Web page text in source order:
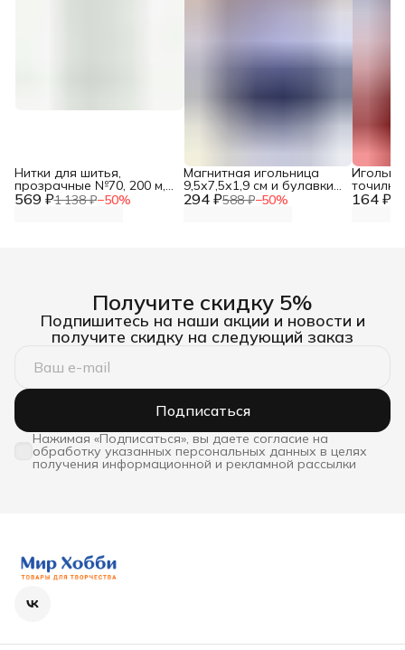
569 ₽1 138 ₽−50%
Нитки для шитья,
прозрачные №70, 200 м,
Prym, 977620 294 ₽588 ₽−50%
Магнитная игольница
9,5х7,5х1,9 см и булавки
портновские Hobby&Pro, 164 ₽
Получите скидку 5%
Подпишитесь на наши акции и новости и
получите скидку на следующий заказ
Подписаться
Нажимая «Подписаться», вы даете согласие на
обработку указанных персональных данных в целях
получения информационной и рекламной рассылки